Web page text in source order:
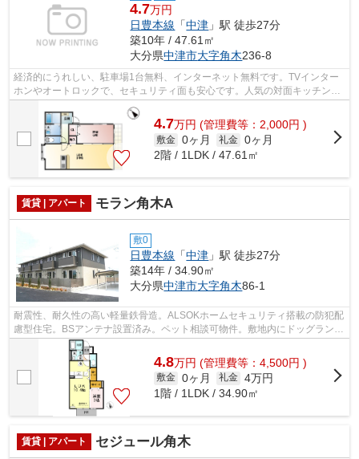
4.7万円
日豊本線 「中津 」駅 徒歩27分
築10年 / 47.61㎡
大分県中津市大字角木236-8
経済的にうれしい、駐車場1台無料、インターネット無料です。TVインター
ホンやオートロックで、セキュリティ面も安心です。人気の対面キッチン
に、浴室乾燥機や追い焚き機能など、充実...
4.7万円 (管理費等：2,000円 )
敷金 0ヶ月 礼金 0ヶ月
2階 / 1LDK / 47.61㎡
賃貸 | アパート モラン角木A
敷0
日豊本線 「中津 」駅 徒歩27分
築14年 / 34.90㎡
大分県中津市大字角木86-1
耐震性、耐久性の高い軽量鉄骨造。ALSOKホームセキュリティ搭載の防犯配
慮型住宅。BSアンテナ設置済み。ペット相談可物件。敷地内にドッグランが
あります。好条件のインターネット無料...
4.8万円 (管理費等：4,500円 )
敷金 0ヶ月 礼金 4万円
1階 / 1LDK / 34.90㎡
賃貸 | アパート セジュール角木